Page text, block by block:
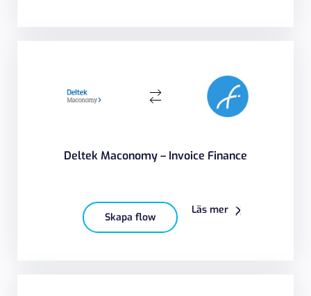
Deltek Maconomy – Invoice Finance
Skapa flow
Läs mer